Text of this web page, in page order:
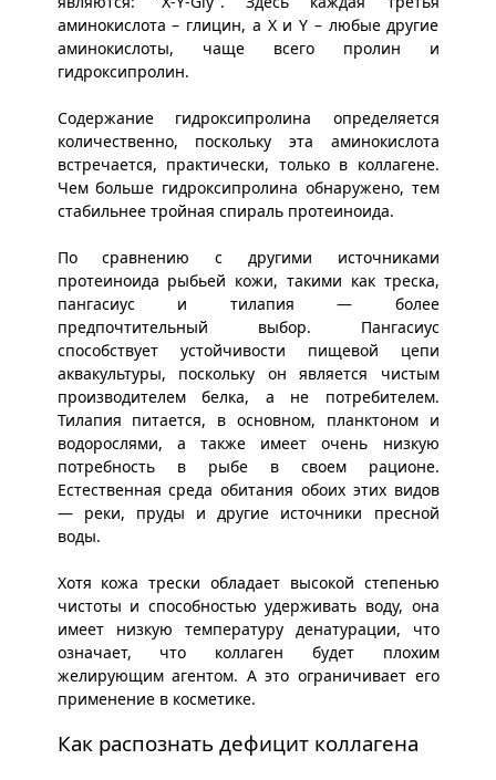
аминокислота – глицин, а X и Y – любые другие
аминокислоты, чаще всего пролин и
гидроксипролин.
Содержание гидроксипролина определяется
количественно, поскольку эта аминокислота
встречается, практически, только в коллагене.
Чем больше гидроксипролина обнаружено, тем
стабильнее тройная спираль протеиноида.
По сравнению с другими источниками
протеиноида рыбьей кожи, такими как треска,
пангасиус и тилапия — более
предпочтительный выбор. Пангасиус
способствует устойчивости пищевой цепи
аквакультуры, поскольку он является чистым
производителем белка, а не потребителем.
Тилапия питается, в основном, планктоном и
водорослями, а также имеет очень низкую
потребность в рыбе в своем рационе.
Естественная среда обитания обоих этих видов
— реки, пруды и другие источники пресной
воды.
Хотя кожа трески обладает высокой степенью
чистоты и способностью удерживать воду, она
имеет низкую температуру денатурации, что
означает, что коллаген будет плохим
желирующим агентом. А это ограничивает его
применение в косметике.
Как распознать дефицит коллагена